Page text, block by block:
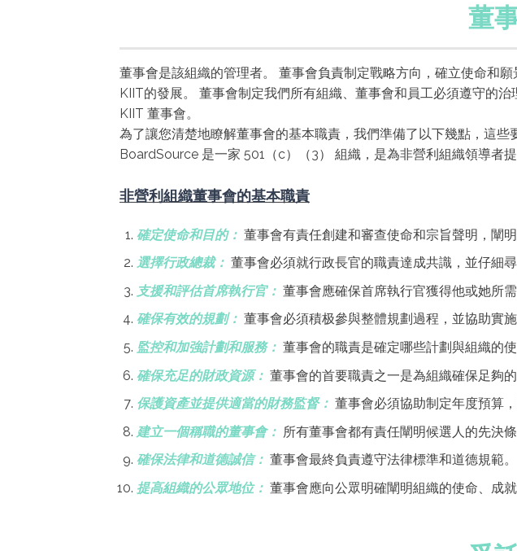
董
董事會是該組織的管理者。 董事會負責制定戰略方向，確立使命和
KIIT的發展。 董事會制定我們所有組織、董事會和員工必須遵守的
KIIT 董事會。
為了讓您清楚地瞭解董事會的基本職責，我們準備了以下幾點，這些
BoardSource 是一家 501（c）（3） 組織，是為非營利組織領導者
非營利組織董事會的基本職責
確定使命和目的： 董事會有責任創建和審查使命和宗旨聲明，闡
選擇行政總裁： 董事會必須就行政長官的職責達成共識，並仔細
支援和評估首席執行官： 董事會應確保首席執行官獲得他或她所
確保有效的規劃： 董事會必須積极參與整體規劃過程，並協助實施
監控和加強計劃和服務： 董事會的職責是確定哪些計劃與組織的
確保充足的財政資源： 董事會的首要職責之一是為組織確保足夠的
保護資產並提供適當的財務監督： 董事會必須協助制定年度預算
建立一個稱職的董事會： 所有董事會都有責任闡明候選人的先決
確保法律和道德誠信： 董事會最終負責遵守法律標準和道德規範。
提高組織的公眾地位： 董事會應向公眾明確闡明組織的使命、成